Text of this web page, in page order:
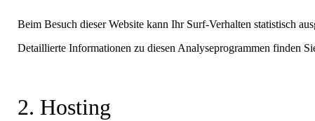
Beim Besuch dieser Website kann Ihr Surf-Verhalten statistisch
Detaillierte Informationen zu diesen Analyseprogrammen finden
2. Hosting